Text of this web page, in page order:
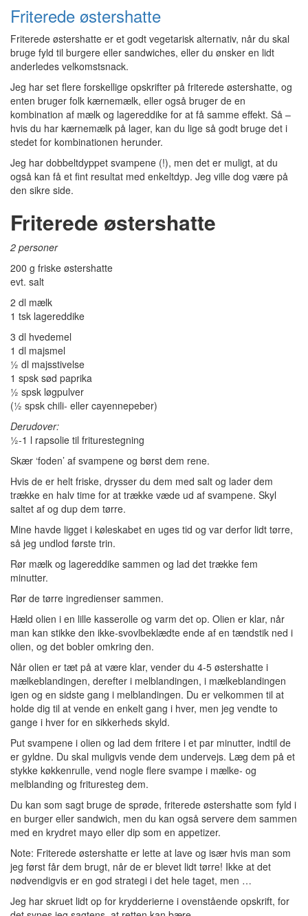
Friterede østershatte
Friterede østershatte er et godt vegetarisk alternativ, når du skal
bruge fyld til burgere eller sandwiches, eller du ønsker en lidt
anderledes velkomstsnack.
Jeg har set flere forskellige opskrifter på friterede østershatte, og
enten bruger folk kærnemælk, eller også bruger de en
kombination af mælk og lagereddike for at få samme effekt. Så –
hvis du har kærnemælk på lager, kan du lige så godt bruge det i
stedet for kombinationen herunder.
Jeg har dobbeltdyppet svampene (!), men det er muligt, at du
også kan få et fint resultat med enkeltdyp. Jeg ville dog være på
den sikre side.
Friterede østershatte
2 personer
200 g friske østershatte
evt. salt
2 dl mælk
1 tsk lagereddike
3 dl hvedemel
1 dl majsmel
½ dl majsstivelse
1 spsk sød paprika
½ spsk løgpulver
(½ spsk chili- eller cayennepeber)
Derudover:
½-1 l rapsolie til friturestegning
Skær ‘foden’ af svampene og børst dem rene.
Hvis de er helt friske, drysser du dem med salt og lader dem
trække en halv time for at trække væde ud af svampene. Skyl
saltet af og dup dem tørre.
Mine havde ligget i køleskabet en uges tid og var derfor lidt tørre,
så jeg undlod første trin.
Rør mælk og lagereddike sammen og lad det trække fem
minutter.
Rør de tørre ingredienser sammen.
Hæld olien i en lille kasserolle og varm det op. Olien er klar, når
man kan stikke den ikke-svovlbeklædte ende af en tændstik ned i
olien, og det bobler omkring den.
Når olien er tæt på at være klar, vender du 4-5 østershatte i
mælkeblandingen, derefter i melblandingen, i mælkeblandingen
igen og en sidste gang i melblandingen. Du er velkommen til at
holde dig til at vende en enkelt gang i hver, men jeg vendte to
gange i hver for en sikkerheds skyld.
Put svampene i olien og lad dem fritere i et par minutter, indtil de
er gyldne. Du skal muligvis vende dem undervejs. Læg dem på et
stykke køkkenrulle, vend nogle flere svampe i mælke- og
melblanding og frituresteg dem.
Du kan som sagt bruge de sprøde, friterede østershatte som fyld i
en burger eller sandwich, men du kan også servere dem sammen
med en krydret mayo eller dip som en appetizer.
Note: Friterede østershatte er lette at lave og især hvis man som
jeg først får dem brugt, når de er blevet lidt tørre! Ikke at det
nødvendigvis er en god strategi i det hele taget, men …
Jeg har skruet lidt op for krydderierne i ovenstående opskrift, for